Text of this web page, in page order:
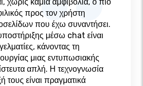
χωρίς καμία αμφιβολία, ο πιο
προς τον χρήστη
που έχω συναντήσει.
μέσω chat είναι
κάνοντας τη
μιας εντυπωσιακής
απλή. Η τεχνογνωσία
τους είναι πραγματικά